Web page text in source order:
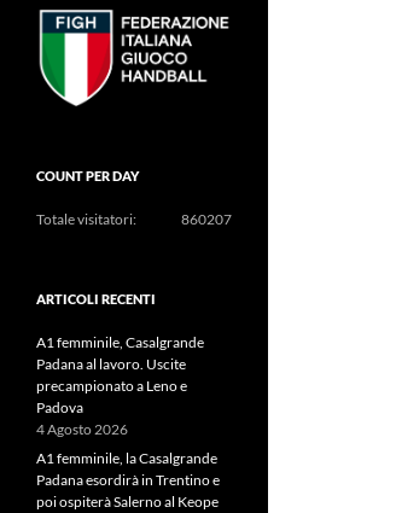
COUNT PER DAY
860207
Totale visitatori:
ARTICOLI RECENTI
A1 femminile, Casalgrande
Padana al lavoro. Uscite
precampionato a Leno e
Padova
4 Agosto 2026
A1 femminile, la Casalgrande
Padana esordirà in Trentino e
poi ospiterà Salerno al Keope